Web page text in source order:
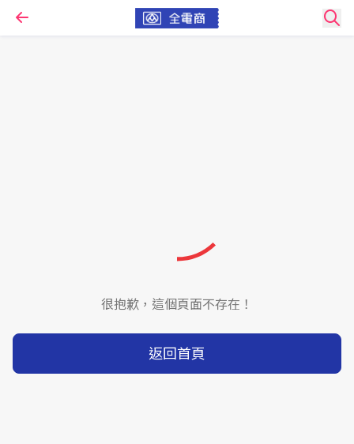
很抱歉，這個頁面不存在！
返回首頁